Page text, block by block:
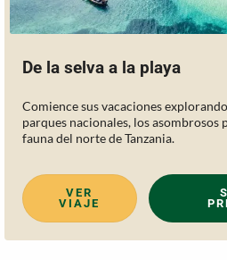
De la selva a la playa
Comience sus vacaciones
parques nacionales, los asombrosos
fauna del norte de Tanzania.
VER
VIAJE